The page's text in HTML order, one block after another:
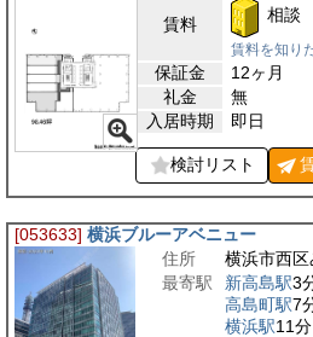
賃料 相談
賃料を知り
保証金
12ヶ月
礼金
無
入居時期
即日
検討リスト
[053633] 横浜ブルーアベニュー
住所
横浜市西
最寄駅
新高島駅3
高島町駅7
横浜駅11分